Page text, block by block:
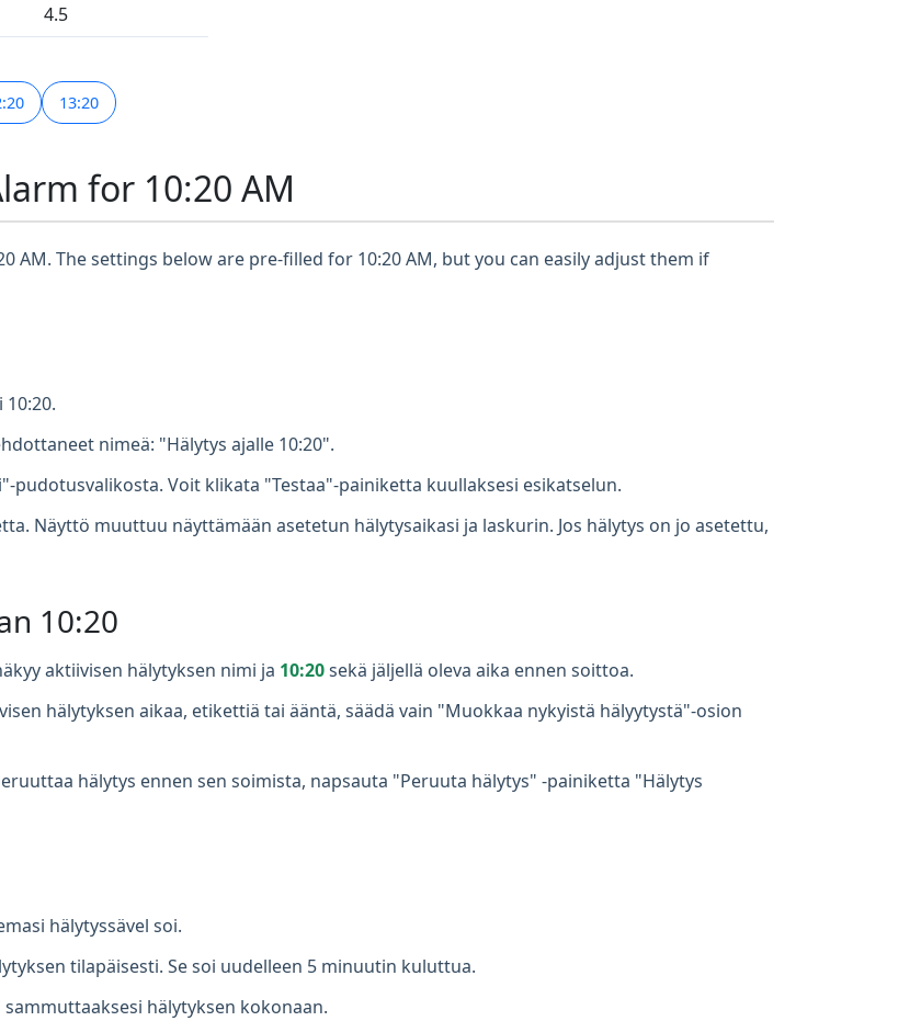
4.5
13:20
for 10:20 AM
AM. The settings below are pre-filled for 10:20 AM, but you can easily adjust them if
nimeä: "Hälytys ajalle 10:20".
pudotusvalikosta. Voit klikata "Testaa"-painiketta kuullaksesi esikatselun.
Näyttö muuttuu näyttämään asetetun hälytysaikasi ja laskurin. Jos hälytys on jo asetettu,
10:20
aktiivisen hälytyksen nimi ja 10:20sekä jäljellä oleva aika ennen soittoa.
hälytyksen aikaa, etikettiä tai ääntä, säädä vain "Muokkaa nykyistä hälyytystä"-osion
hälytys ennen sen soimista, napsauta "Peruuta hälytys" -painiketta "Hälytys
hälytyssävel soi.
tilapäisesti. Se soi uudelleen 5 minuutin kuluttua.
hälytyksen kokonaan.